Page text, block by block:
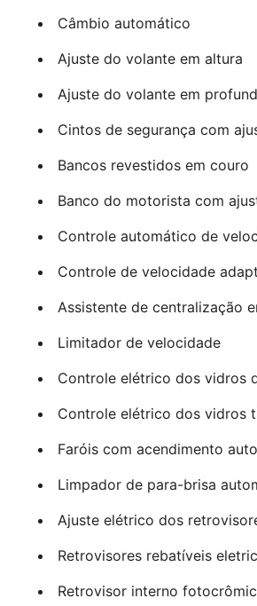
Câmbio automático
Ajuste do volante em altura
Ajuste do volante em
Cintos de segurança com
Bancos revestidos em couro
Banco do motorista com
Controle automático de
Controle de velocidade
Assistente de centralização
Limitador de velocidade
Controle elétrico dos vidros
Controle elétrico dos vidros
Faróis com acendimento
Limpador de para-brisa
Ajuste elétrico dos
Retrovisores rebatíveis
Retrovisor interno